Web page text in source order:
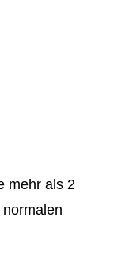
mehr als 2